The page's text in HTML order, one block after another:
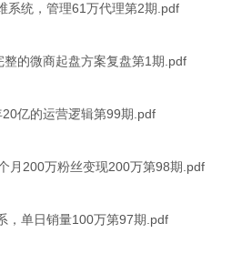
系统，管理61万代理第2期.pdf
的微商起盘方案复盘第1期.pdf
亿的运营逻辑第99期.pdf
月200万粉丝变现200万第98期.pdf
，单日销量100万第97期.pdf